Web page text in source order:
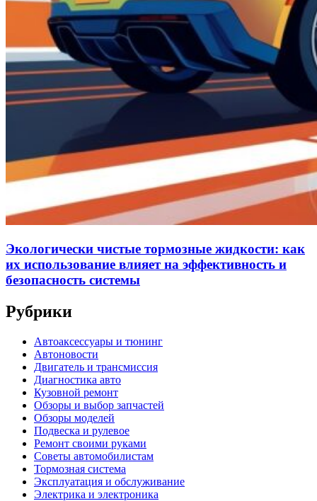
Экологически чистые тормозные жидкости: как
их использование влияет на эффективность и
безопасность системы
Рубрики
Автоаксессуары и тюнинг
Автоновости
Двигатель и трансмиссия
Диагностика авто
Кузовной ремонт
Обзоры и выбор запчастей
Обзоры моделей
Подвеска и рулевое
Ремонт своими руками
Советы автомобилистам
Тормозная система
Эксплуатация и обслуживание
Электрика и электроника